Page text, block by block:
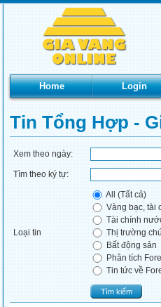
Home Login
Tin Tổng Hợp -
Xem theo ngày:
Tìm theo ký tự:
Loại tin
All (Tất cả)
Vàng bạc, tài
Tài chính
Thị trường
Bất động sản
Phân tích
Tin tức về
Tìm kiếm